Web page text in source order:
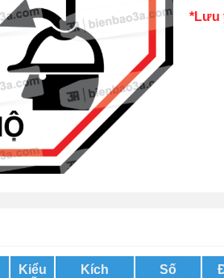
*Lưu
Kiểu
Kích
Số